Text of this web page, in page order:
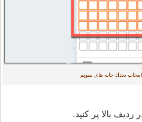
انتخاب تعداد خانه های تقویم